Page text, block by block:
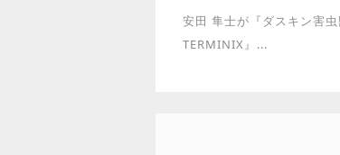
安田 隼士が『ダスキン害
TERMINIX』...